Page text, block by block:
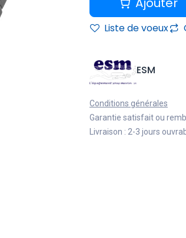
Liste de voeux
ESM
Conditions générales
Garantie satisfait ou
Livraison : 2-3 jours